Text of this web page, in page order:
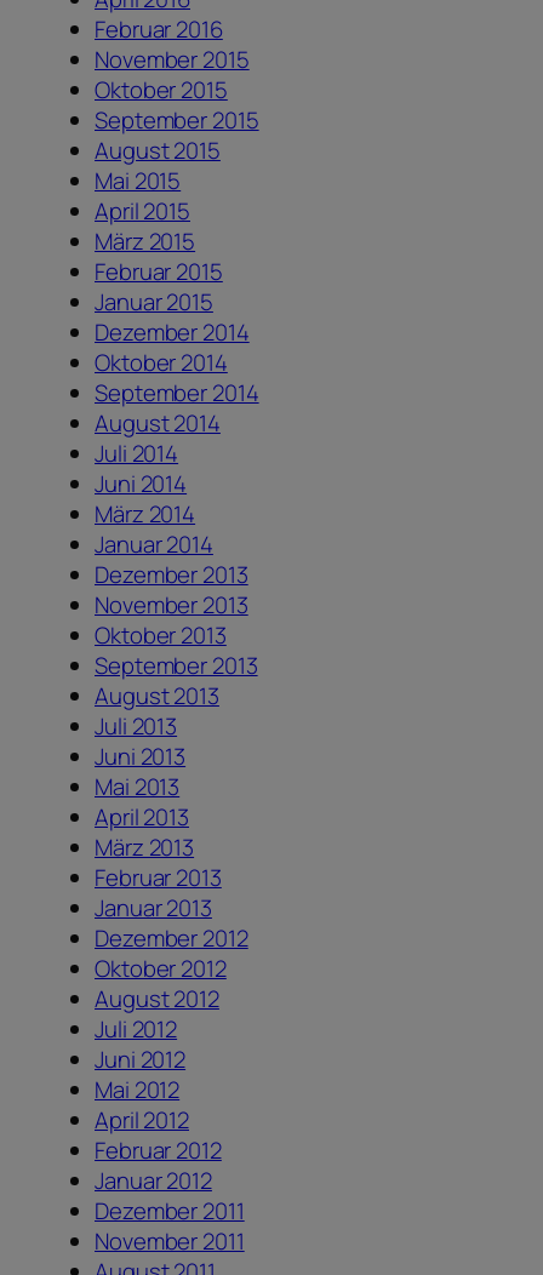
Februar 2016
November 2015
Oktober 2015
September 2015
August 2015
Mai 2015
April 2015
März 2015
Februar 2015
Januar 2015
Dezember 2014
Oktober 2014
September 2014
August 2014
Juli 2014
Juni 2014
März 2014
Januar 2014
Dezember 2013
November 2013
Oktober 2013
September 2013
August 2013
Juli 2013
Juni 2013
Mai 2013
April 2013
März 2013
Februar 2013
Januar 2013
Dezember 2012
Oktober 2012
August 2012
Juli 2012
Juni 2012
Mai 2012
April 2012
Februar 2012
Januar 2012
Dezember 2011
November 2011